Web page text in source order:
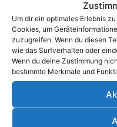
Um dir ein optimales Erlebnis
Cookies, um
zuzugreifen. Wenn du diesen
wie das Surfverhalten oder
Wenn du deine Zustimmung
bestimmte Merkmale und
Kann Canva
automatisch
Warum
Was prüft der